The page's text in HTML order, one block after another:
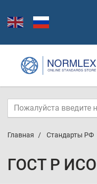
Главная Стандарты РФ
ГОСТ Р ИСО